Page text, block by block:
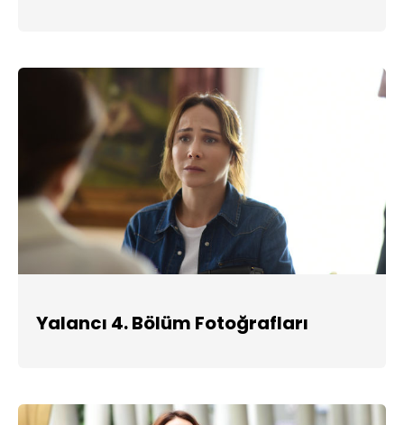
Yalancı 4. Bölüm Fotoğrafları